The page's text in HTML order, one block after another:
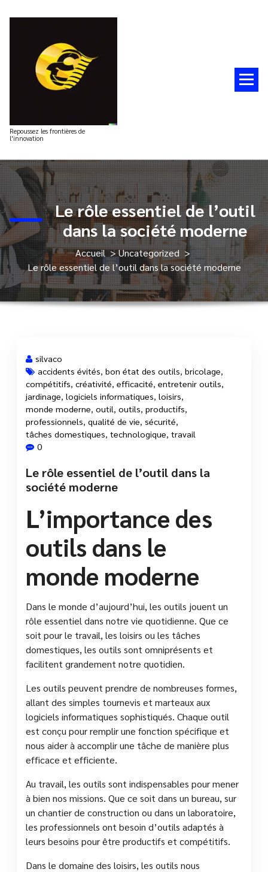
Repoussez les frontières de
l'innovation
Le rôle essentiel de l’outil
dans la société moderne
Accueil>Uncategorized>
Le rôle essentiel de l’outil dans la société moderne
2 Mar, 2026
silvaco
accidents évités bon état des outils bricolage
compétitifs créativité efficacité entretenir outils
jardinage logiciels informatiques loisirs
monde moderne outil outils productifs
professionnels qualité de vie sécurité
tâches domestiques technologique travail
0
Le rôle essentiel de l’outil dans la
société moderne
L’importance des
outils dans le
monde moderne
Dans le monde d’aujourd’hui, les outils jouent un
rôle essentiel dans notre vie quotidienne. Que ce
soit pour le travail, les loisirs ou les tâches
domestiques, les outils sont omniprésents et
facilitent grandement notre quotidien.
Les outils peuvent prendre de nombreuses formes,
allant des simples tournevis et marteaux aux
logiciels informatiques sophistiqués. Chaque outil
est conçu pour remplir une fonction spécifique et
nous aider à accomplir une tâche de manière plus
efficace et efficiente.
Au travail, les outils sont indispensables pour mener
à bien nos missions. Que ce soit dans un bureau, sur
un chantier de construction ou dans un laboratoire,
les professionnels ont besoin d’outils adaptés à
leurs besoins pour être productifs et compétitifs.
Dans le domaine des loisirs, les outils nous